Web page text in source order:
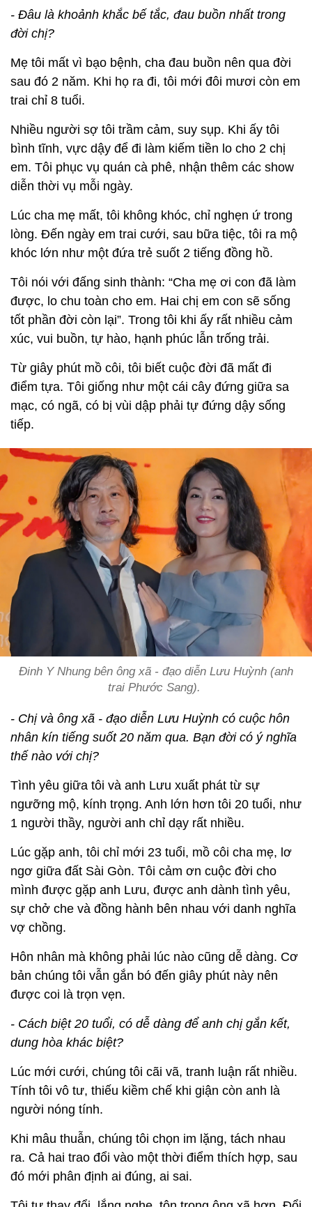
- Đâu là khoảnh khắc bế tắc, đau buồn nhất trong
đời chị?
Mẹ tôi mất vì bạo bệnh, cha đau buồn nên qua đời
sau đó 2 năm. Khi họ ra đi, tôi mới đôi mươi còn em
trai chỉ 8 tuổi.
Nhiều người sợ tôi trầm cảm, suy sụp. Khi ấy tôi
bình tĩnh, vực dậy để đi làm kiếm tiền lo cho 2 chị
em. Tôi phục vụ quán cà phê, nhận thêm các show
diễn thời vụ mỗi ngày.
Lúc cha mẹ mất, tôi không khóc, chỉ nghẹn ứ trong
lòng. Đến ngày em trai cưới, sau bữa tiệc, tôi ra mộ
khóc lớn như một đứa trẻ suốt 2 tiếng đồng hồ.
Tôi nói với đấng sinh thành: “Cha mẹ ơi con đã làm
được, lo chu toàn cho em. Hai chị em con sẽ sống
tốt phần đời còn lại”. Trong tôi khi ấy rất nhiều cảm
xúc, vui buồn, tự hào, hạnh phúc lẫn trống trải.
Từ giây phút mồ côi, tôi biết cuộc đời đã mất đi
điểm tựa. Tôi giống như một cái cây đứng giữa sa
mạc, có ngã, có bị vùi dập phải tự đứng dậy sống
tiếp.
Đinh Y Nhung bên ông xã - đạo diễn Lưu Huỳnh (anh
trai Phước Sang).
- Chị và ông xã - đạo diễn Lưu Huỳnh có cuộc hôn
nhân kín tiếng suốt 20 năm qua. Bạn đời có ý nghĩa
thế nào với chị?
Tình yêu giữa tôi và anh Lưu xuất phát từ sự
ngưỡng mộ, kính trọng. Anh lớn hơn tôi 20 tuổi, như
1 người thầy, người anh chỉ dạy rất nhiều.
Lúc gặp anh, tôi chỉ mới 23 tuổi, mồ côi cha mẹ, lơ
ngơ giữa đất Sài Gòn. Tôi cảm ơn cuộc đời cho
mình được gặp anh Lưu, được anh dành tình yêu,
sự chở che và đồng hành bên nhau với danh nghĩa
vợ chồng.
Hôn nhân mà không phải lúc nào cũng dễ dàng. Cơ
bản chúng tôi vẫn gắn bó đến giây phút này nên
được coi là trọn vẹn.
- Cách biệt 20 tuổi, có dễ dàng để anh chị gắn kết,
dung hòa khác biệt?
Lúc mới cưới, chúng tôi cãi vã, tranh luận rất nhiều.
Tính tôi vô tư, thiếu kiềm chế khi giận còn anh là
người nóng tính.
Khi mâu thuẫn, chúng tôi chọn im lặng, tách nhau
ra. Cả hai trao đổi vào một thời điểm thích hợp, sau
đó mới phân định ai đúng, ai sai.